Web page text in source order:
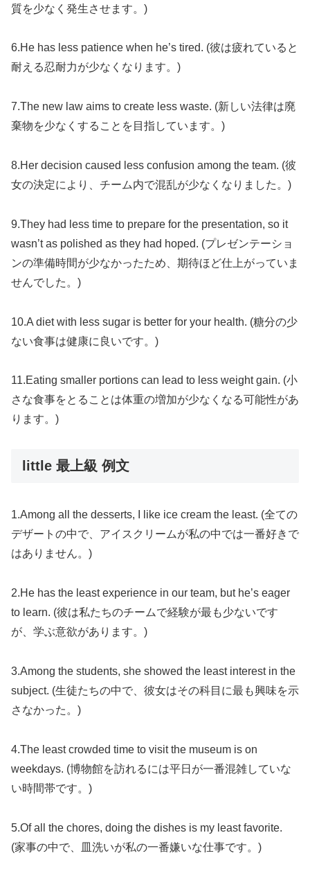
質を少なく発生させます。)
6.He has less patience when he’s tired. (彼は疲れていると
耐える忍耐力が少なくなります。)
7.The new law aims to create less waste. (新しい法律は廃
棄物を少なくすることを目指しています。)
8.Her decision caused less confusion among the team. (彼
女の決定により、チーム内で混乱が少なくなりました。)
9.They had less time to prepare for the presentation, so it
wasn’t as polished as they had hoped. (プレゼンテーショ
ンの準備時間が少なかったため、期待ほど仕上がっていま
せんでした。)
10.A diet with less sugar is better for your health. (糖分の少
ない食事は健康に良いです。)
11.Eating smaller portions can lead to less weight gain. (小
さな食事をとることは体重の増加が少なくなる可能性があ
ります。)
little 最上級 例文
1.Among all the desserts, I like ice cream the least. (全ての
デザートの中で、アイスクリームが私の中では一番好きで
はありません。)
2.He has the least experience in our team, but he’s eager
to learn. (彼は私たちのチームで経験が最も少ないです
が、学ぶ意欲があります。)
3.Among the students, she showed the least interest in the
subject. (生徒たちの中で、彼女はその科目に最も興味を示
さなかった。)
4.The least crowded time to visit the museum is on
weekdays. (博物館を訪れるには平日が一番混雑していな
い時間帯です。)
5.Of all the chores, doing the dishes is my least favorite.
(家事の中で、皿洗いが私の一番嫌いな仕事です。)